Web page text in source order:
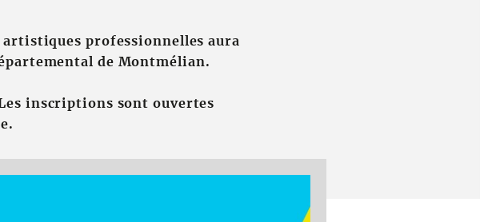
professionnelles aura
de Montmélian.
inscriptions sont ouvertes